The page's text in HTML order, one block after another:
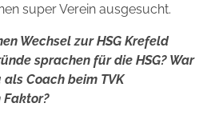
super Verein ausgesucht.
Wechsel zur HSG Krefeld
sprachen für die HSG? War
Coach beim TVK
Faktor?